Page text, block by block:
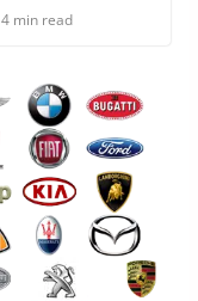
4 min read